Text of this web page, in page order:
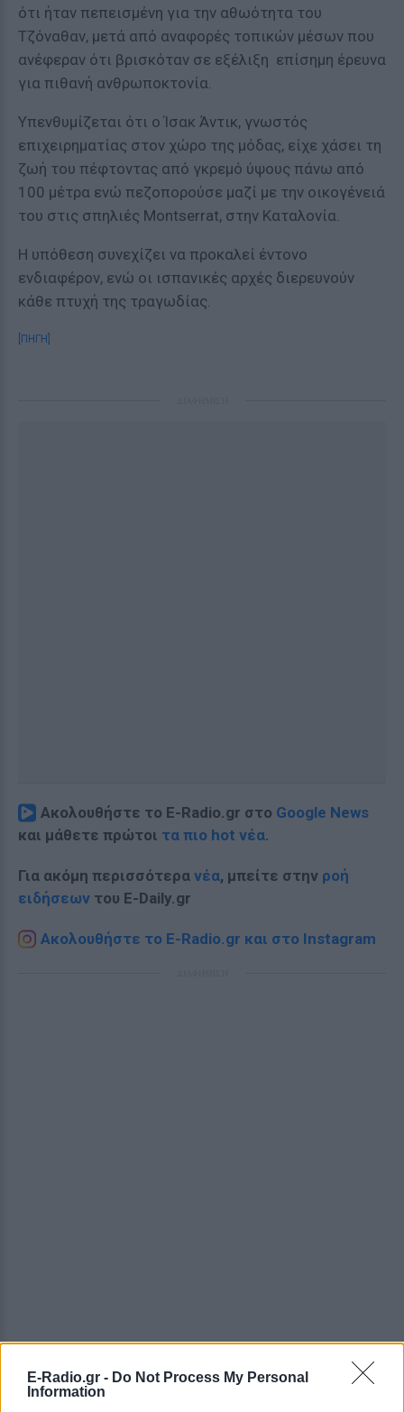
E-Radio.gr - Do Not Process My Personal
Information
ότι ήταν πεπεισμένη για την αθωότητα του
Τζόναθαν, μετά από αναφορές τοπικών μέσων που
ανέφεραν ότι βρισκόταν σε εξέλιξη επίσημη έρευνα
για πιθανή ανθρωποκτονία.
Υπενθυμίζεται ότι ο Ίσακ Άντικ, γνωστός
επιχειρηματίας στον χώρο της μόδας, είχε χάσει τη
ζωή του πέφτοντας από γκρεμό ύψους πάνω από
100 μέτρα ενώ πεζοπορούσε μαζί με την οικογένειά
του στις σπηλιές Montserrat, στην Καταλονία.
Η υπόθεση συνεχίζει να προκαλεί έντονο
ενδιαφέρον, ενώ οι ισπανικές αρχές διερευνούν
κάθε πτυχή της τραγωδίας.
[ΠΗΓΗ]
Ακολουθήστε το E-Radio.gr στο Google News
και μάθετε πρώτοι τα πιο hot νέα.
Για ακόμη περισσότερα νέα, μπείτε στην ροή
ειδήσεων του E-Daily.gr
Ακολουθήστε το E-Radio.gr και στο Instagram